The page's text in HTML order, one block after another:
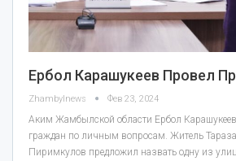
Ербол Карашукеев Провел
Zhambylnews Фев 23, 2024
Аким Жамбылской области Ербол
граждан по личным вопросам. Житель
Пиримкулов предложил назвать одну из